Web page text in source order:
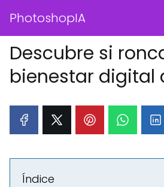
PhotoshopIA
Descubre si
bienestar digital
Índice